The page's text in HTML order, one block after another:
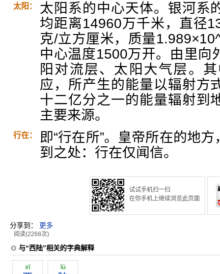
太阳：
太阳系的中心天体。银河系
均距离14960万千米，直径
克/立方厘米，质量
中心温度1500万开。由里向
阳对流层、太阳大气层。
应，所产生的能量以辐射方
十二亿分之一的能量辐射到
主要来源。
行在：
即“行在所”。皇帝所在的地
到之处：行在仅闻信。
试试手机扫一扫
在你手机上继续浏览此页面
分享到： 更多
阅读(2268次)
与“西陆”相关的字典解释
xī lù